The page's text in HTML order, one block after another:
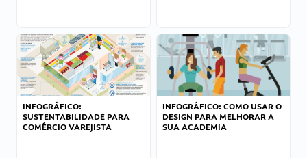
INFOGRÁFICO:
SUSTENTABILIDADE PARA
COMÉRCIO VAREJISTA
INFOGRÁFICO: COMO USAR O
DESIGN PARA MELHORAR A
SUA ACADEMIA